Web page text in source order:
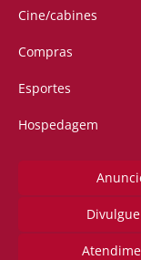
Cine/cabines
Compras
Esportes
Hospedagem